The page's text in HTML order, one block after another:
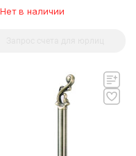
Нет в наличии